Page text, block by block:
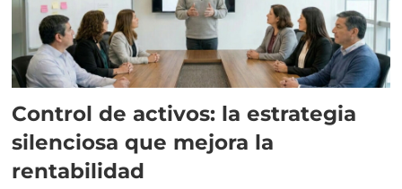
Control de activos: la estrategia
silenciosa que mejora la
rentabilidad